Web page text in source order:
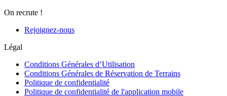
On recrute !
Rejoignez-nous
Légal
Conditions Générales d’Utilisation
Conditions Générales de Réservation de Terrains
Politique de confidentialité
Politique de confidentialité de l'application mobile